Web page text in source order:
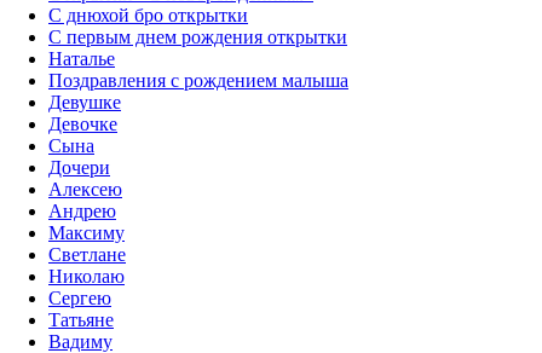
С днюхой бро открытки
С первым днем рождения открытки
Наталье
Поздравления с рождением малыша
Девушке
Девочке
Сына
Дочери
Алексею
Андрею
Максиму
Светлане
Николаю
Сергею
Татьяне
Вадиму